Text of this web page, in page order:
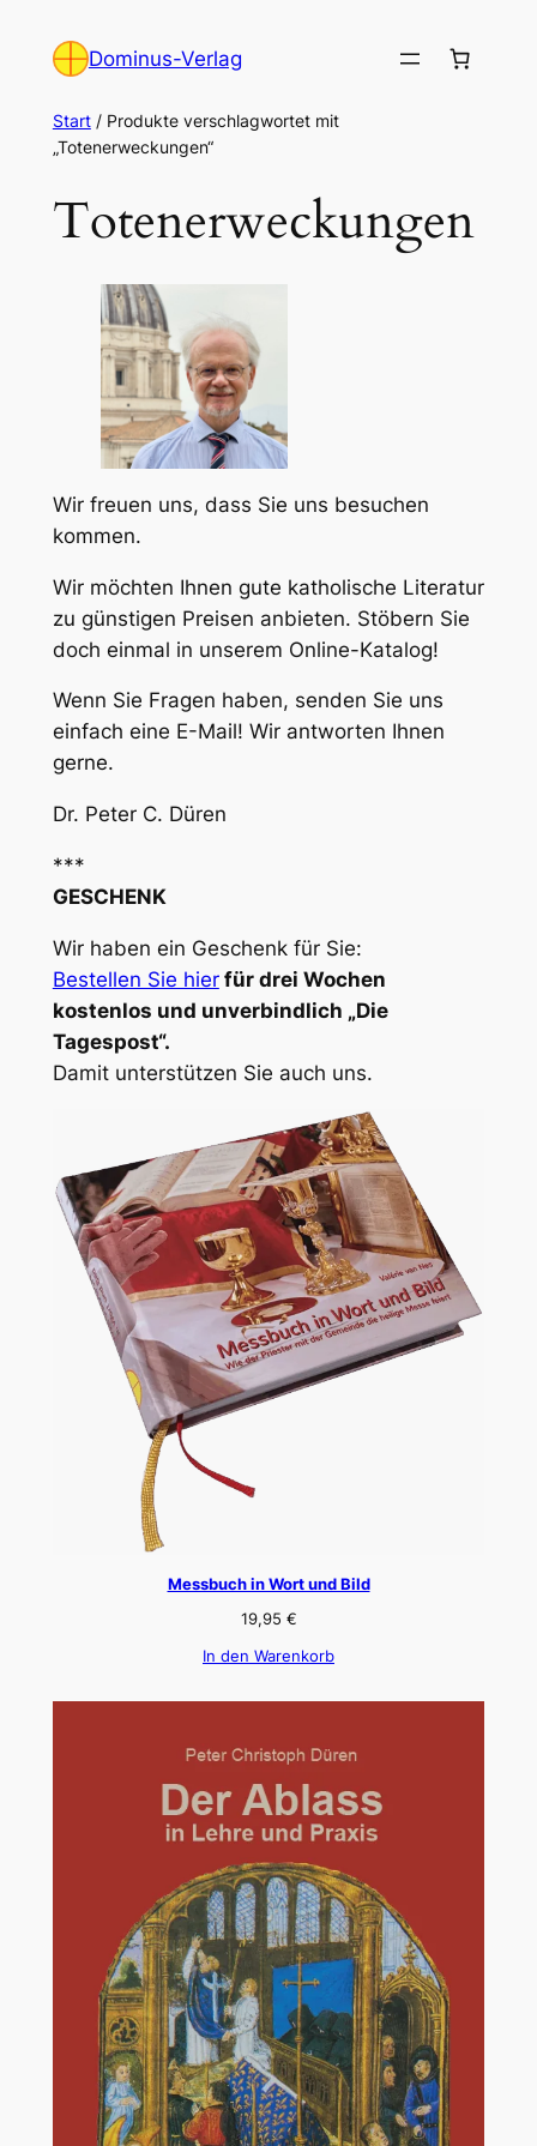
Inhalt
Dominus-Verlag
Start/ Produkte verschlagwortet mit
„Totenerweckungen“
Totenerweckungen
Wir freuen uns, dass Sie uns besuchen
kommen.
Wir möchten Ihnen gute katholische Literatur
zu günstigen Preisen anbieten. Stöbern Sie
doch einmal in unserem Online-Katalog!
Wenn Sie Fragen haben, senden Sie uns
einfach eine E-Mail! Wir antworten Ihnen
gerne.
Dr. Peter C. Düren
***
GESCHENK
Wir haben ein Geschenk für Sie:
Bestellen Sie hier für drei Wochen
kostenlos und unverbindlich „Die
Tagespost“.
Damit unterstützen Sie auch uns.
Messbuch in Wort und Bild
19,95 €
In den Warenkorb